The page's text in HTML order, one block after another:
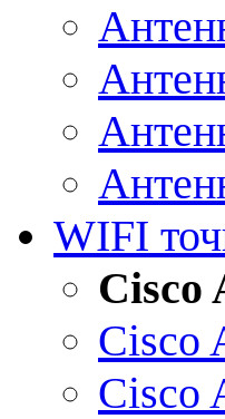
WIFI
Cisco
Cisco
Cisco